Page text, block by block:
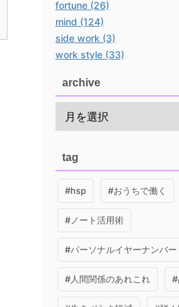
fortune (26)
mind (124)
side work (3)
work style (33)
archive
tag
#hsp #おうちで働く
#ノート活用術
#パーソナルイヤーナンバー
#人間関係のあれこれ #